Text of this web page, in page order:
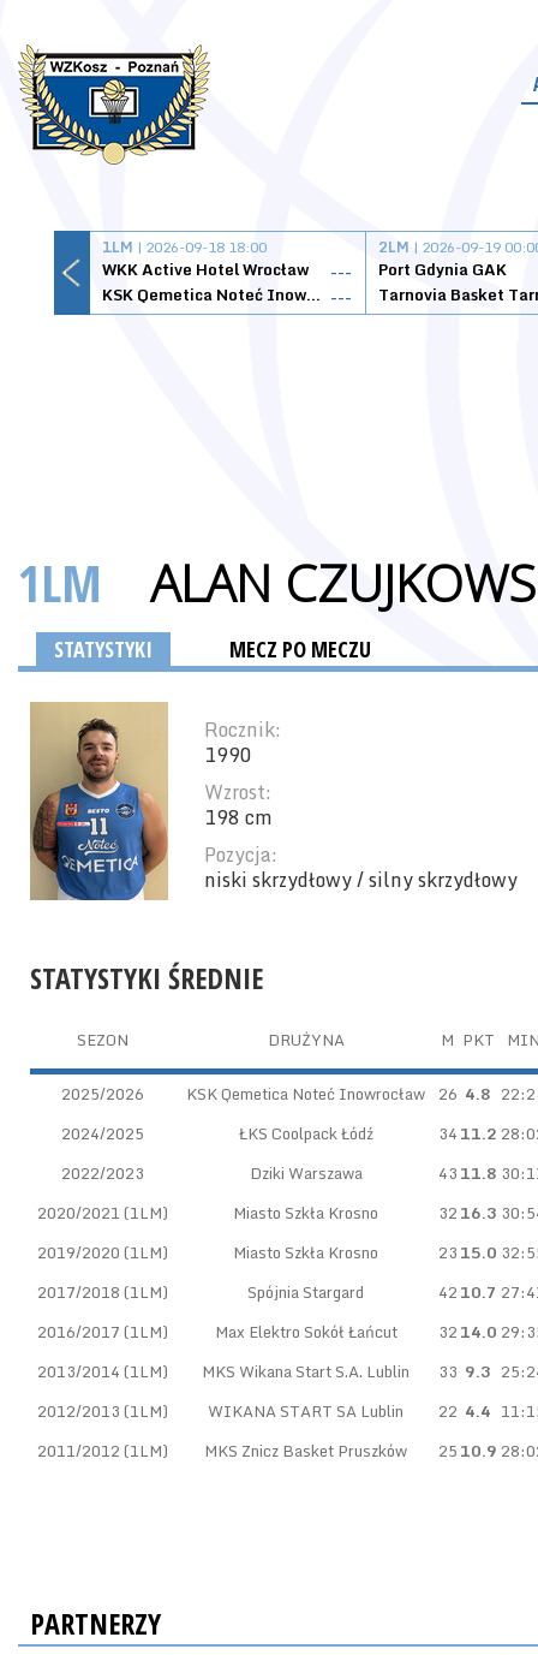
1LM | 2026-09-18 18:00
WKK Active Hotel Wrocław
---
KSK Qemetica Noteć Inowrocław ---
2LM | 2026-09-19
Port Gdynia GAK
1LM ALAN
STATYSTYKI MECZ PO MECZU
Rocznik:
1990
Wzrost:
198 cm
Pozycja:
niski skrzydłowy / silny skrzydłowy
STATYSTYKI ŚREDNIE
SEZON DRUŻYNA M PKT
2025/2026 KSK Qemetica Noteć Inowrocław 26 4.8
2024/2025
ŁKS Coolpack Łódź 3411.2
2022/2023
Dziki Warszawa 4311.8
2020/2021 (1LM)
Miasto Szkła Krosno 3216.3
2019/2020 (1LM)
Miasto Szkła Krosno 2315.0
2017/2018 (1LM)
Spójnia Stargard 4210.7
2016/2017 (1LM)
Max Elektro Sokół Łańcut 3214.0
2013/2014 (1LM)
MKS Wikana Start S.A. Lublin 33 9.3
2012/2013 (1LM)
WIKANA START SA Lublin 22 4.4
2011/2012 (1LM)
MKS Znicz Basket Pruszków 2510.9
PARTNERZY